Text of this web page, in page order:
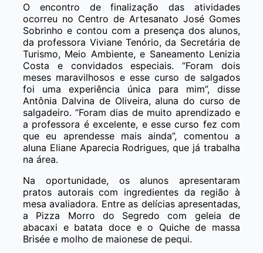
O encontro de finalização das atividades
ocorreu no Centro de Artesanato José Gomes
Sobrinho e contou com a presença dos alunos,
da professora Viviane Tenório, da Secretária de
Turismo, Meio Ambiente, e Saneamento Lenizia
Costa e convidados especiais. “Foram dois
meses maravilhosos e esse curso de salgados
foi uma experiência única para mim”, disse
Antônia Dalvina de Oliveira, aluna do curso de
salgadeiro. “Foram dias de muito aprendizado e
a professora é excelente, e esse curso fez com
que eu aprendesse mais ainda”, comentou a
aluna Eliane Aparecia Rodrigues, que já trabalha
na área.
Na oportunidade, os alunos apresentaram
pratos autorais com ingredientes da região à
mesa avaliadora. Entre as delícias apresentadas,
a Pizza Morro do Segredo com geleia de
abacaxi e batata doce e o Quiche de massa
Brisée e molho de maionese de pequi.